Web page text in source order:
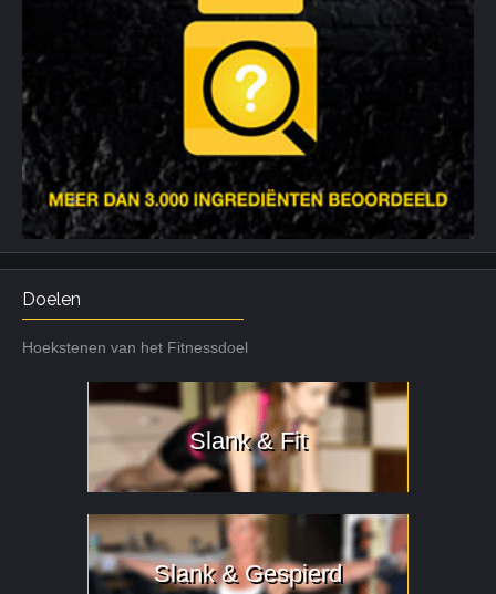
Doelen
Hoekstenen van het Fitnessdoel
Slank & Fit
Slank & Gespierd